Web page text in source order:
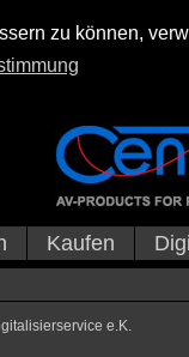
zu können,
Kaufen
e.K.